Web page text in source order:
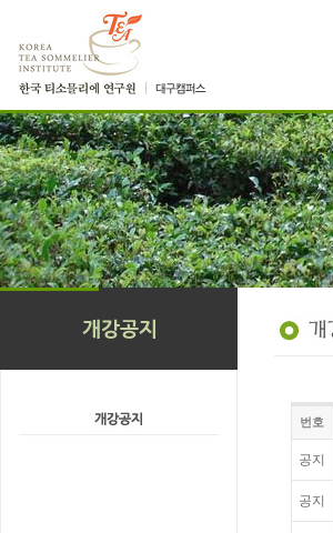
번호
공지
공지